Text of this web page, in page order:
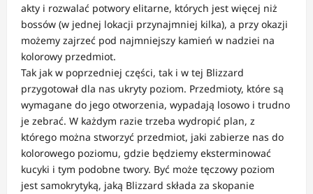
akty i rozwalać potwory elitarne, których jest więcej niż
bossów (w jednej lokacji przynajmniej kilka), a przy okazji
możemy zajrzeć pod najmniejszy kamień w nadziei na
kolorowy przedmiot.
Tak jak w poprzedniej części, tak i w tej Blizzard
przygotował dla nas ukryty poziom. Przedmioty, które są
wymagane do jego otworzenia, wypadają losowo i trudno
je zebrać. W każdym razie trzeba wydropić plan, z
którego można stworzyć przedmiot, jaki zabierze nas do
kolorowego poziomu, gdzie będziemy eksterminować
kucyki i tym podobne twory. Być może tęczowy poziom
jest samokrytyką, jaką Blizzard składa za skopanie